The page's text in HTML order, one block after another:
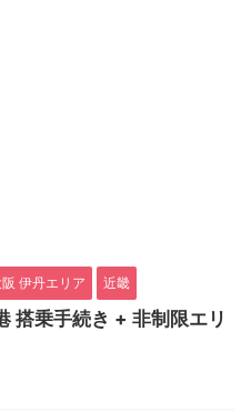
阪 伊丹エリア 近畿
搭乗手続き + 非制限エリ